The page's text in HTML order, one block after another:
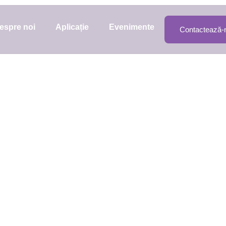
noi Aplicație Evenimente Contactează-